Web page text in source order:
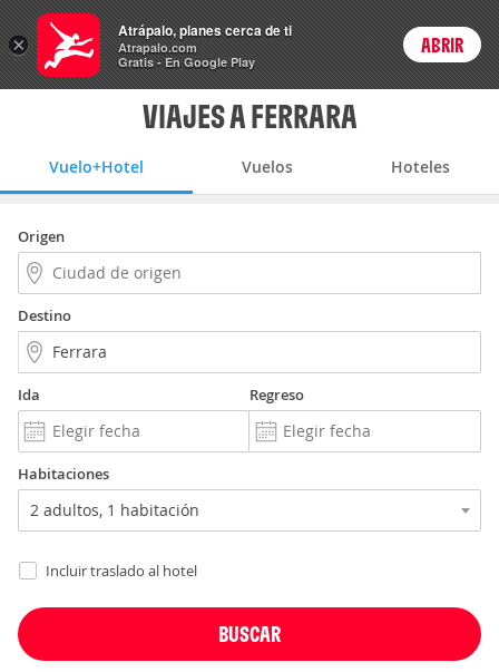
Vuelo+Hotel Login
VIAJES A FERRARA
Vuelo+Hotel Vuelos Hoteles
Origen
Destino
Ida Regreso
Habitaciones
Incluir traslado al hotel
×
Atrápalo, planes cerca de ti
Atrapalo.com
Gratis - En Google Play
ABRIR